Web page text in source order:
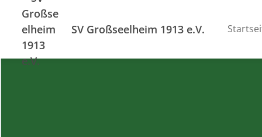
SV Großseelheim 1913 e.V.